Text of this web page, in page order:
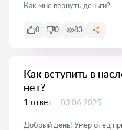
Как мне вернуть деньги?
0 0 83
Как вступить в
нет?
1 ответ 03.06.2025
Добрый день! Умер отец